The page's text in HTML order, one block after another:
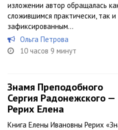
изложении автор обращалась
сложившимся практически, так и
зафиксированным...
Ольга Петрова
10 часов 9 минут
Знамя Преподобного
Сергия Радонежского —
Рерих Елена
Книга Елены Ивановны Рерих